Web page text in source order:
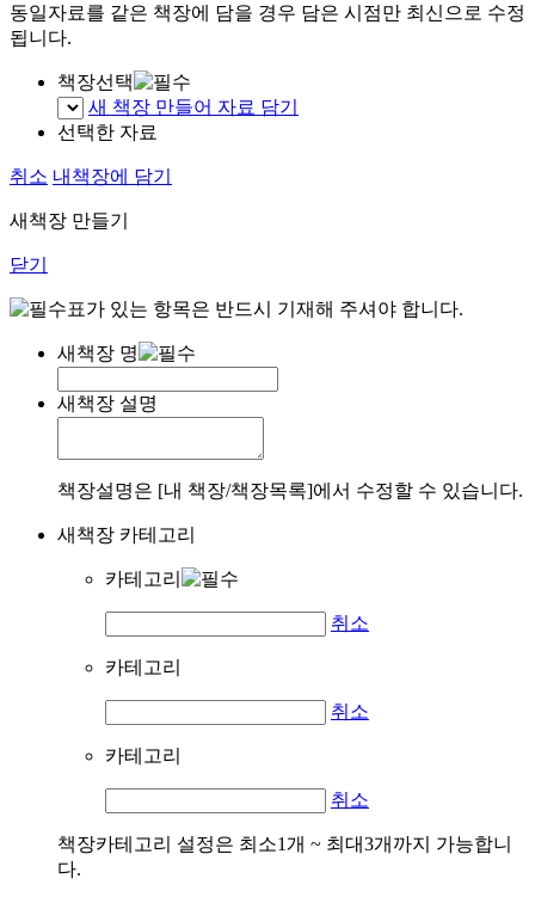
동일자료를 같은 책장에 담을 경우 담은 시점만 최신으로 수정
됩니다.
책장선택
새 책장 만들어 자료 담기
선택한 자료
취소 내책장에 담기
새책장 만들기
닫기
표가 있는 항목은 반드시 기재해 주셔야 합니다.
새책장 명
새책장 설명
책장설명은 [내 책장/책장목록]에서 수정할 수 있습니다.
새책장 카테고리
카테고리
취소
카테고리
취소
카테고리
취소
책장카테고리 설정은 최소1개 ~ 최대3개까지 가능합니
다.